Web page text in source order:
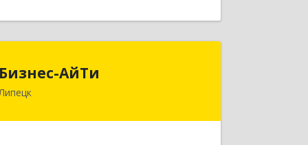
Бизнес-АйТи
Липецк398008, Липецкая обл, Липецк г, 50